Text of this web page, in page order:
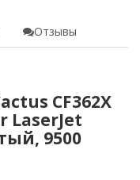
Отзывы
CF362X
LaserJet
9500